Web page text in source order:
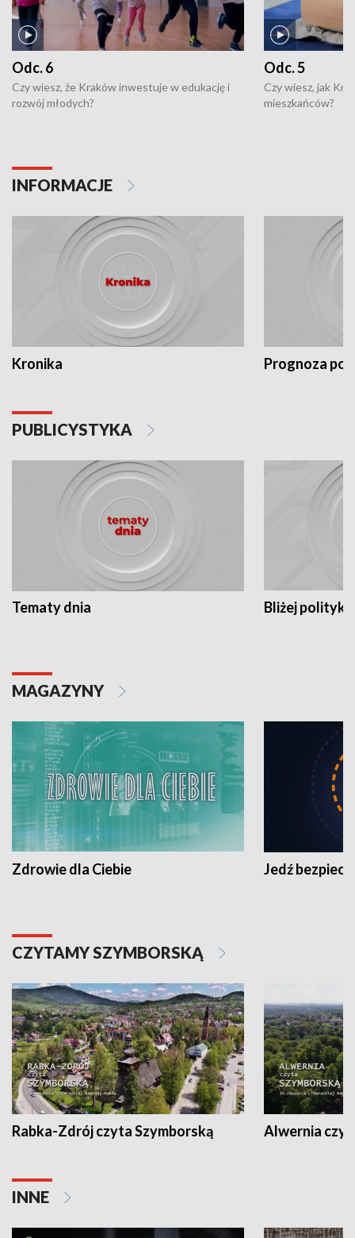
Odc. 6
Czy wiesz, że Kraków inwestuje w edukację i
rozwój młodych?
Odc. 5
Czy wiesz, jak
mieszkańców?
INFORMACJE
Kronika Prognoza
PUBLICYSTYKA
Tematy dnia Bliżej polityki
MAGAZYNY
Zdrowie dla Ciebie Jedź
CZYTAMY SZYMBORSKĄ
Rabka-Zdrój czyta Szymborską Alwernia
INNE